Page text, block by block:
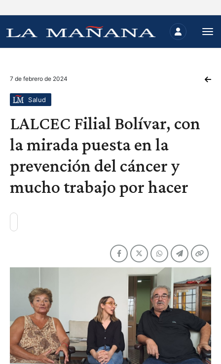
7 de febrero de 2024
Salud
LALCEC Filial Bolívar, con
la mirada puesta en la
prevención del cáncer y
mucho trabajo por hacer